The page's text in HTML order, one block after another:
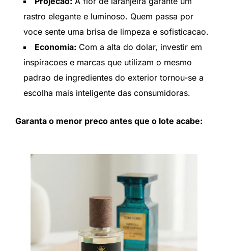
rastro elegante e luminoso. Quem passa por
voce sente uma brisa de limpeza e sofisticacao.
Economia: Com a alta do dolar, investir em
inspiracoes e marcas que utilizam o mesmo
padrao de ingredientes do exterior tornou-se a
escolha mais inteligente das consumidoras.
Garanta o menor preco antes que o lote acabe: